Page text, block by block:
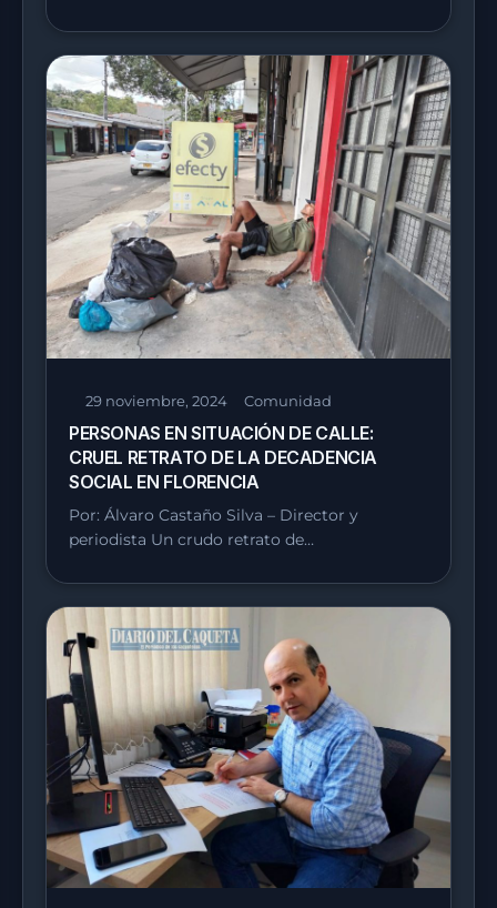
29 noviembre, 2024 Comunidad
PERSONAS EN SITUACIÓN DE CALLE:
CRUEL RETRATO DE LA DECADENCIA
SOCIAL EN FLORENCIA
Por: Álvaro Castaño Silva – Director y
periodista Un crudo retrato de…